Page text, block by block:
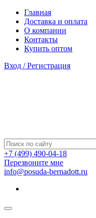
Главная
Доставка и оплата
О компании
Контакты
Купить оптом
Вход / Регистрация
+7 (499) 490-04-18
Перезвоните мне
info@posuda-bernadott.ru